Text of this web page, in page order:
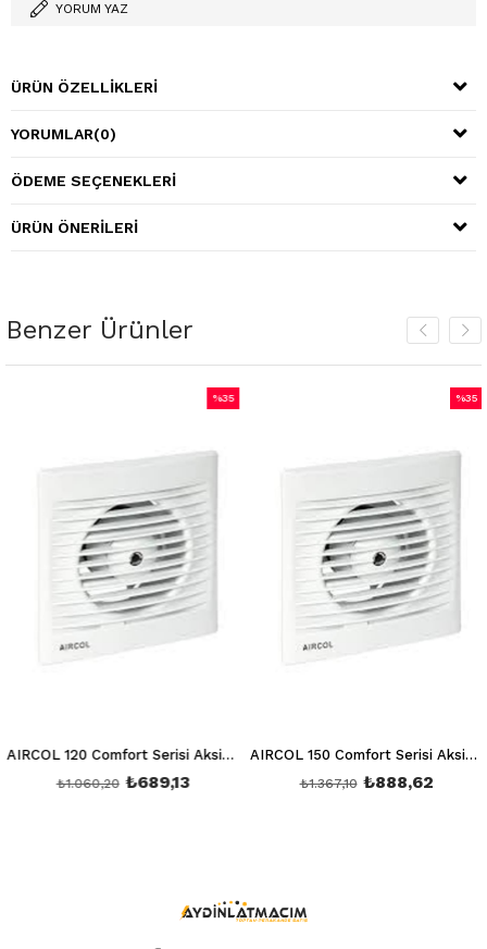
YORUM YAZ
ÜRÜN ÖZELLIKLERI
YORUMLAR(0)
ÖDEME SEÇENEKLERI
ÜRÜN ÖNERILERI
Benzer Ürünler
AIRCOL 120 Comfort Serisi Aksiyal Aspiratör AIRCOL 120
₺689,13
₺1.060,20
%35
AIRCOL 150 Comfort Serisi Aksiyal Aspiratör AIRCOL 150
₺888,62
₺1.367,10
%35